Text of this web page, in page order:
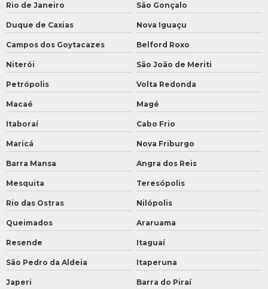
Rio de Janeiro São Gonçalo
Duque de Caxias Nova Iguaçu
Campos dos Goytacazes Belford Roxo
Niterói São João de Meriti
Petrópolis Volta Redonda
Macaé Magé
Itaboraí Cabo Frio
Maricá Nova Friburgo
Barra Mansa Angra dos Reis
Mesquita Teresópolis
Rio das Ostras Nilópolis
Queimados Araruama
Resende Itaguaí
São Pedro da Aldeia Itaperuna
Japeri Barra do Piraí